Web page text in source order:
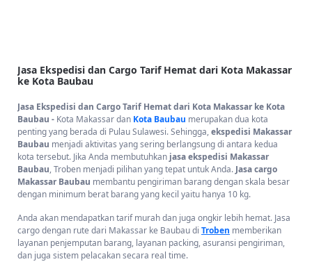
Jasa Ekspedisi dan Cargo Tarif Hemat dari Kota Makassar
ke Kota Baubau
Jasa Ekspedisi dan Cargo Tarif Hemat dari Kota Makassar ke Kota
Baubau - Kota Makassar dan Kota Baubau merupakan dua kota
penting yang berada di Pulau Sulawesi. Sehingga,ekspedisi Makassar
Baubau menjadi aktivitas yang sering berlangsung di antara kedua
kota tersebut. Jika Anda membutuhkan jasa ekspedisi Makassar
Baubau, Troben menjadi pilihan yang tepat untuk Anda. Jasa cargo
Makassar Baubau membantu pengiriman barang dengan skala besar
dengan minimum berat barang yang kecil yaitu hanya 10 kg.
Anda akan mendapatkan tarif murah dan juga ongkir lebih hemat. Jasa
cargo dengan rute dari Makassar ke Baubau di Troben memberikan
layanan penjemputan barang, layanan packing, asuransi pengiriman,
dan juga sistem pelacakan secara real time.